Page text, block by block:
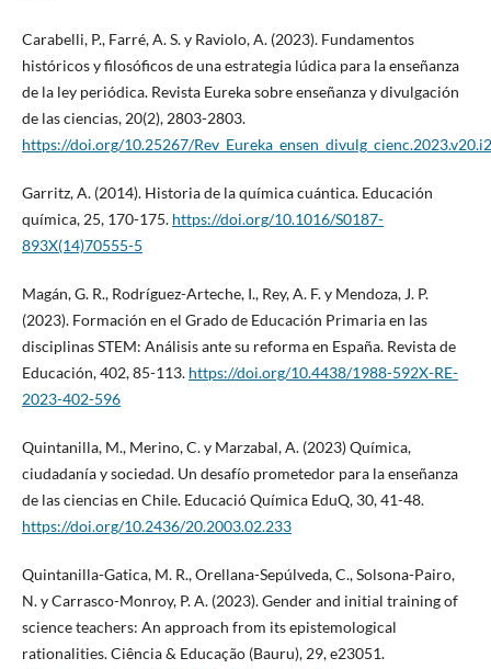
Carabelli, P., Farré, A. S. y Raviolo, A. (2023). Fundamentos
históricos y filosóficos de una estrategia lúdica para la enseñanza
de la ley periódica. Revista Eureka sobre enseñanza y divulgación
de las ciencias, 20(2), 2803-2803.
https://doi.org/10.25267/
Garritz, A. (2014). Historia de la química cuántica. Educación
química, 25, 170-175. https://doi.org/10.1016/S0187-
893X(14)70555-5
Magán, G. R., Rodríguez-Arteche, I., Rey, A. F. y Mendoza, J. P.
(2023). Formación en el Grado de Educación Primaria en las
disciplinas STEM: Análisis ante su reforma en España. Revista de
Educación, 402, 85-113. https://doi.org/10.4438/1988-592X-RE-
2023-402-596
Quintanilla, M., Merino, C. y Marzabal, A. (2023) Química,
ciudadanía y sociedad. Un desafío prometedor para la enseñanza
de las ciencias en Chile. Educació Química EduQ, 30, 41-48.
https://doi.org/10.2436/20.2003.02.233
Quintanilla-Gatica, M. R., Orellana-Sepúlveda, C., Solsona-Pairo,
N. y Carrasco-Monroy, P. A. (2023). Gender and initial training of
science teachers: An approach from its epistemological
rationalities. Ciência & Educação (Bauru), 29, e23051.